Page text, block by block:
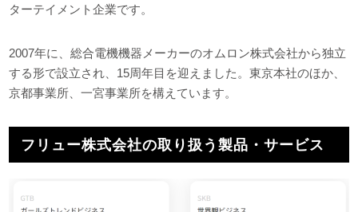
ターテイメント企業です。
2007年に、総合電機機器メーカーのオムロン株式会社から独立
する形で設立され、15周年目を迎えました。東京本社のほか、
京都事業所、一宮事業所を構えています。
フリュー株式会社の取り扱う製品・サービス